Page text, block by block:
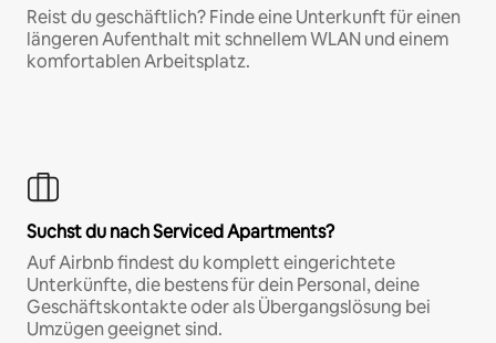
Reist du geschäftlich? Finde eine Unterkunft für einen
längeren Aufenthalt mit schnellem WLAN und einem
komfortablen Arbeitsplatz.
Suchst du nach Serviced Apartments?
Auf Airbnb findest du komplett eingerichtete
Unterkünfte, die bestens für dein Personal, deine
Geschäftskontakte oder als Übergangslösung bei
Umzügen geeignet sind.